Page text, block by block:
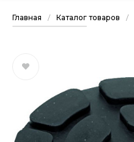
Главная / Каталог товаров /